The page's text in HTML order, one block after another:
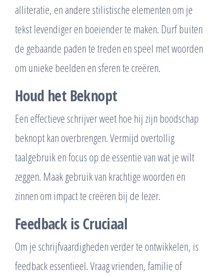
alliteratie, en andere stilistische elementen om je
tekst levendiger en boeiender te maken. Durf buiten
de gebaande paden te treden en speel met woorden
om unieke beelden en sferen te creëren.
Houd het Beknopt
Een effectieve schrijver weet hoe hij zijn boodschap
beknopt kan overbrengen. Vermijd overtollig
taalgebruik en focus op de essentie van wat je wilt
zeggen. Maak gebruik van krachtige woorden en
zinnen om impact te creëren bij de lezer.
Feedback is Cruciaal
Om je schrijfvaardigheden verder te ontwikkelen, is
feedback essentieel. Vraag vrienden, familie of